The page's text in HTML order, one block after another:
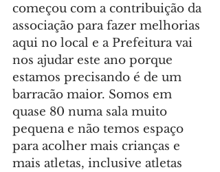
começou com a contribuição da
associação para fazer melhorias
aqui no local e a Prefeitura vai
nos ajudar este ano porque
estamos precisando é de um
barracão maior. Somos em
quase 80 numa sala muito
pequena e não temos espaço
para acolher mais crianças e
mais atletas, inclusive atletas